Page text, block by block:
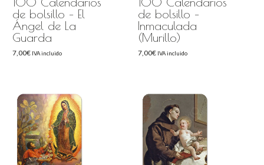
de bolsillo – El
Ángel de La
Guarda
7,00€ IVA incluido
de bolsillo –
Inmaculada
(Murillo)
7,00€ IVA incluido